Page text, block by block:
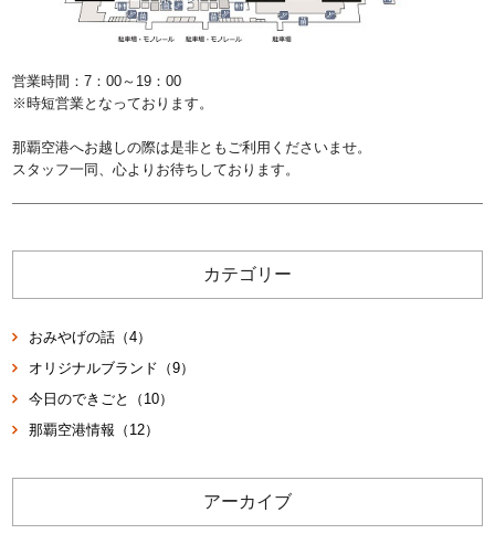
営業時間：7：00～19：00
※時短営業となっております。
那覇空港へお越しの際は是非ともご利用くださいませ。
スタッフ一同、心よりお待ちしております。
カテゴリー
おみやげの話（4）
オリジナルブランド（9）
今日のできごと（10）
那覇空港情報（12）
アーカイブ